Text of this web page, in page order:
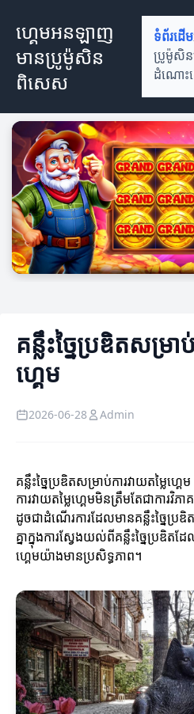
ហ្គេមអនឡាញ
មានប្រូម៉ូសិន
ពិសេស
ទំព័រដើម
ប្រូម៉ូសិន
ដំណោះ
គន្លឹះច្នៃប្រឌិតសម្រា
ហ្គេម
2026-06-28 Admin
គន្លឹះច្នៃប្រឌិតសម្រាប់ការវាយតម្លៃហ្គេម
ការវាយតម្លៃហ្គេមមិនត្រឹមតែជាការវិភ
ដូចជាដំណើរការដែលមានគន្លឹះច្នៃប្រឌិ
គ្នាក្នុងការស្វែងយល់ពីគន្លឹះច្នៃប្រឌិតដ
ហ្គេមយ៉ាងមានប្រសិទ្ធភាព។